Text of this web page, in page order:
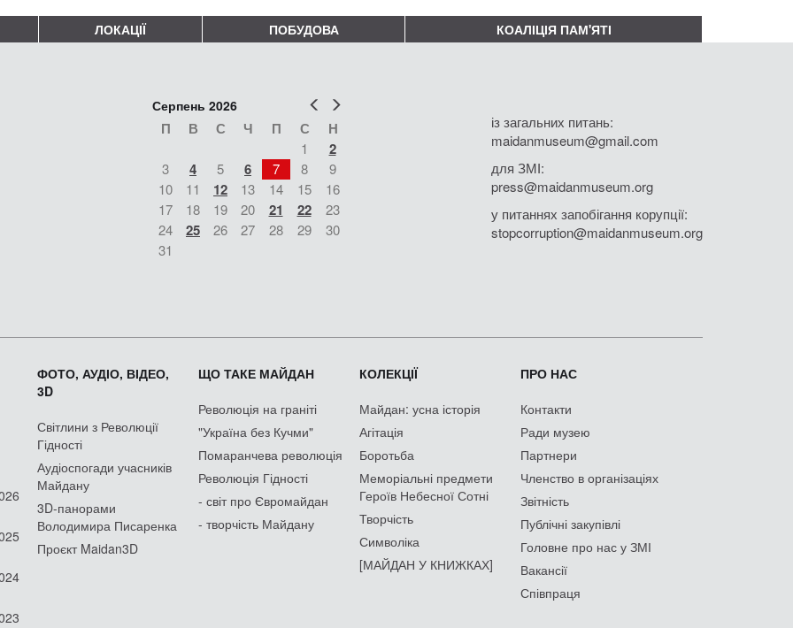
ЛОКАЦІЇ ПОБУДОВА КОАЛІЦІЯ ПАМ'ЯТІ
Попер
Серпень 2026
П В С Ч П С Н
1 2
3 4 5 6 7 8
9
10
11 12 13 14 15
16
17
18 19 20 21 22
23
24
25 26 27 28 29
30
31
із загальних питань:
maidanmuseum@gmail.com
для ЗМІ:
press@maidanmuseum.org
у питаннях запобігання корупції:
stopcorruption@maidanmuseum.org
ФОТО, АУДІО, ВІДЕО,
3D
Світлини з Революції
Гідності
Аудіоспогади учасників
Майдану
3D-панорами
Володимира Писаренка
Проєкт Maidan3D
ЩО ТАКЕ МАЙДАН
Революція на граніті
"Україна без Кучми"
Помаранчева революція
Революція Гідності
- світ про Євромайдан
- творчість Майдану
КОЛЕКЦІЇ
Майдан: усна історія
Агітація
Боротьба
Меморіальні предмети
Героїв Небесної Сотні
Творчість
Символіка
[МАЙДАН У КНИЖКАХ]
ПРО НАС
Контакти
Ради музею
Партнери
Членство в організаціях
Звітність
Публічні закупівлі
Головне про нас у ЗМІ
Вакансії
Співпраця